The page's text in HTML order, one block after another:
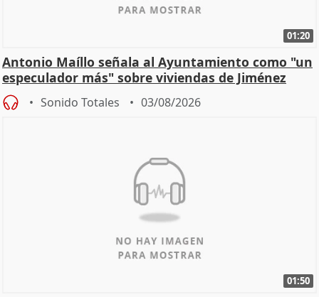
01:20
Antonio Maíllo señala al Ayuntamiento como "un
especulador más" sobre viviendas de Jiménez
Becerril
Sonido Totales 03/08/2026
01:50